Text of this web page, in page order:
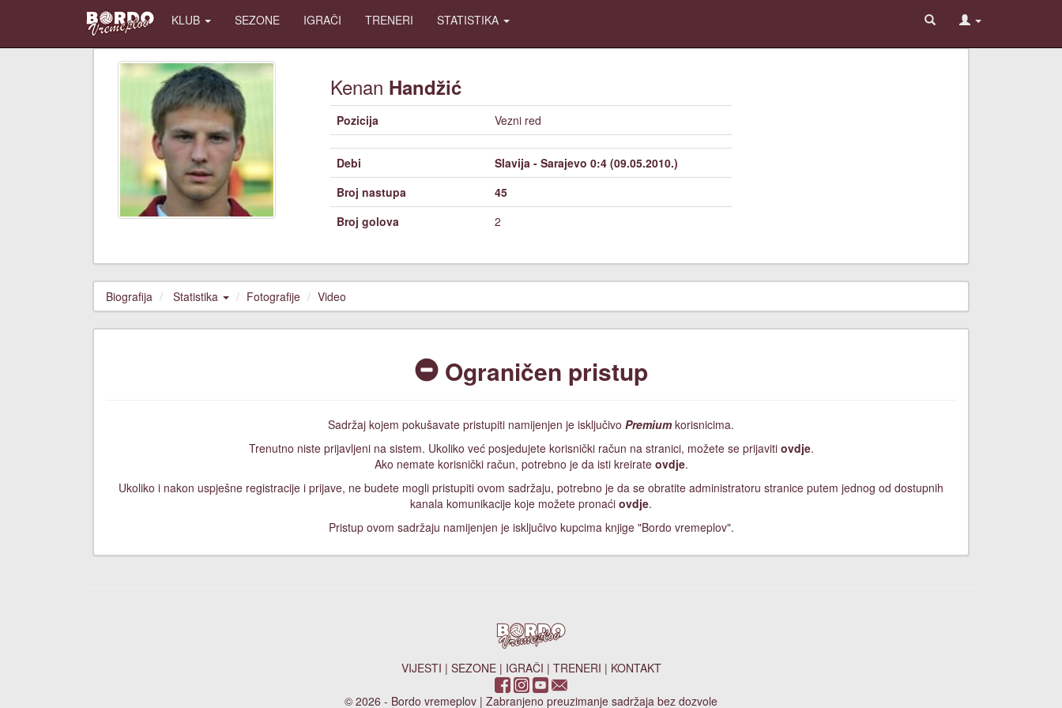
KLUB SEZONE IGRAČI TRENERI STATISTIKA
Kenan Handžić
Pozicija Vezni red
Debi
Slavija - Sarajevo 0:4 (09.05.2010.)
Broj nastupa
45
Broj golova
2
Biografija Statistika Fotografije Video
Ograničen pristup
Sadržaj kojem pokušavate pristupiti namijenjen je isključivo Premiumkorisnicima.
Trenutno niste prijavljeni na sistem. Ukoliko već posjedujete korisnički račun na stranici, možete se prijaviti ovdje.
Ako nemate korisnički račun, potrebno je da isti kreirate ovdje.
Ukoliko i nakon uspješne registracije i prijave, ne budete mogli pristupiti ovom sadržaju, potrebno je da se obratite administratoru stranice putem jednog od dostupnih
kanala komunikacije koje možete pronaći ovdje.
Pristup ovom sadržaju namijenjen je isključivo kupcima knjige "Bordo vremeplov".
VIJESTI | SEZONE| IGRAČI | TRENERI | KONTAKT
© 2026 - Bordo vremeplov | Zabranjeno preuzimanje sadržaja bez dozvole